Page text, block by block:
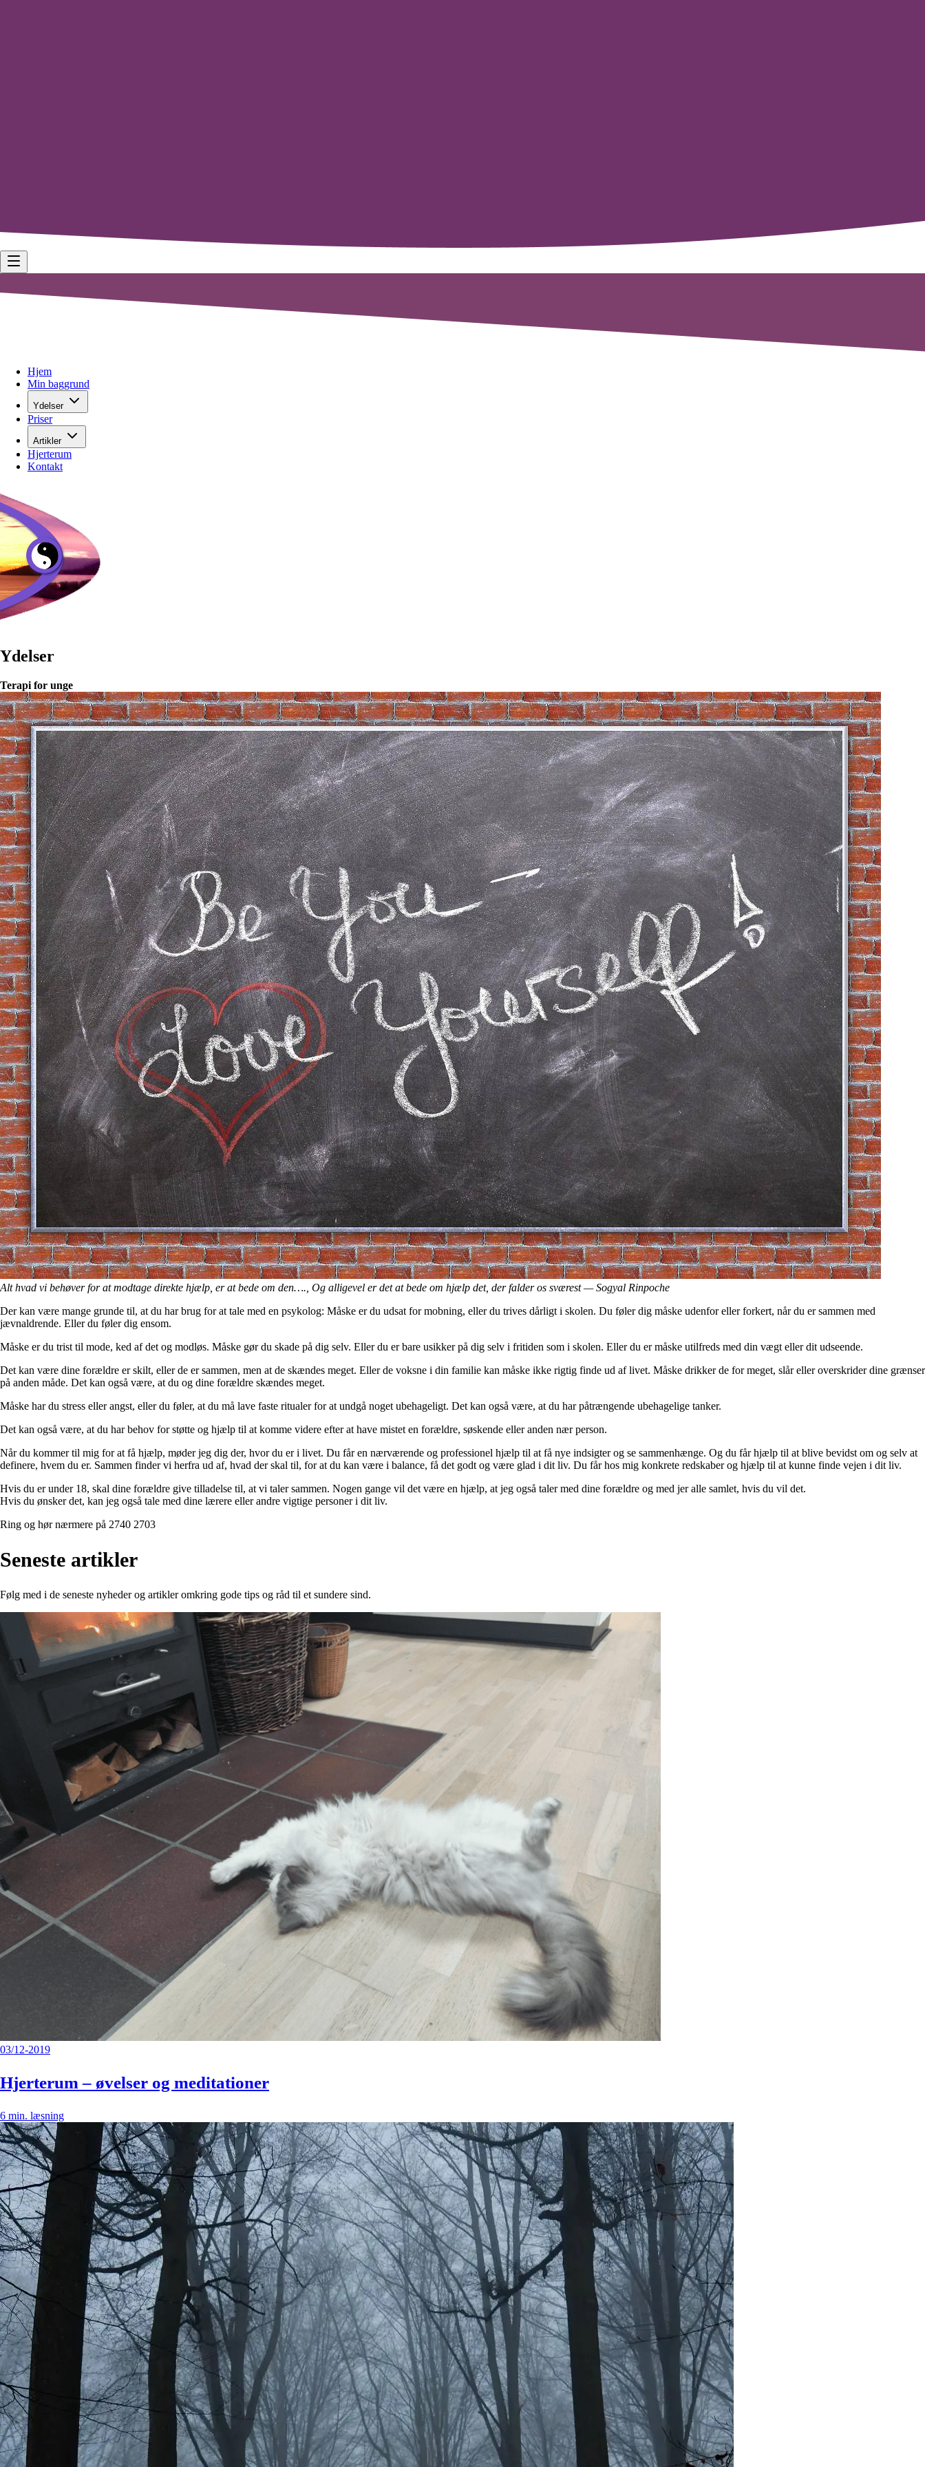
Hjem
Min baggrund
Ydelser
Priser
Artikler
Hjerterum
Kontakt
Ydelser
Terapi for unge
Alt hvad vi behøver for at modtage direkte hjælp, er at bede om den…., Og alligevel er det at bede om hjælp det, der falder os sværest — Sogyal Rinpoche
Der kan være mange grunde til, at du har brug for at tale med en psykolog: Måske er du udsat for mobning, eller du trives dårligt i skolen. Du føler dig måske udenfor eller forkert, når du er sammen med
jævnaldrende. Eller du føler dig ensom.
Måske er du trist til mode, ked af det og modløs. Måske gør du skade på dig selv. Eller du er bare usikker på dig selv i fritiden som i skolen. Eller du er måske utilfreds med din vægt eller dit udseende.
Det kan være dine forældre er skilt, eller de er sammen, men at de skændes meget. Eller de voksne i din familie kan måske ikke rigtig finde ud af livet. Måske drikker de for meget, slår eller overskrider dine grænser
på anden måde. Det kan også være, at du og dine forældre skændes meget.
Måske har du stress eller angst, eller du føler, at du må lave faste ritualer for at undgå noget ubehageligt. Det kan også være, at du har påtrængende ubehagelige tanker.
Det kan også være, at du har behov for støtte og hjælp til at komme videre efter at have mistet en forældre, søskende eller anden nær person.
Når du kommer til mig for at få hjælp, møder jeg dig der, hvor du er i livet. Du får en nærværende og professionel hjælp til at få nye indsigter og se sammenhænge. Og du får hjælp til at blive bevidst om og selv at
definere, hvem du er. Sammen finder vi herfra ud af, hvad der skal til, for at du kan være i balance, få det godt og være glad i dit liv. Du får hos mig konkrete redskaber og hjælp til at kunne finde vejen i dit liv.
Hvis du er under 18, skal dine forældre give tilladelse til, at vi taler sammen. Nogen gange vil det være en hjælp, at jeg også taler med dine forældre og med jer alle samlet, hvis du vil det.
Hvis du ønsker det, kan jeg også tale med dine lærere eller andre vigtige personer i dit liv.
Ring og hør nærmere på 2740 2703
Seneste artikler
Følg med i de seneste nyheder og artikler omkring gode tips og råd til et sundere sind.
03/12-2019
Hjerterum – øvelser og meditationer
6 min. læsning